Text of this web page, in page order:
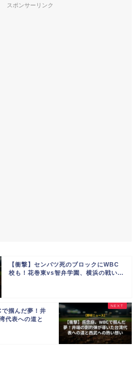
スポンサーリンク
【衝撃】センバツ死のブロックにWBC
校も！花巻東vs智弁学園、横浜の戦い...
で掴んだ夢！井
代表への道と